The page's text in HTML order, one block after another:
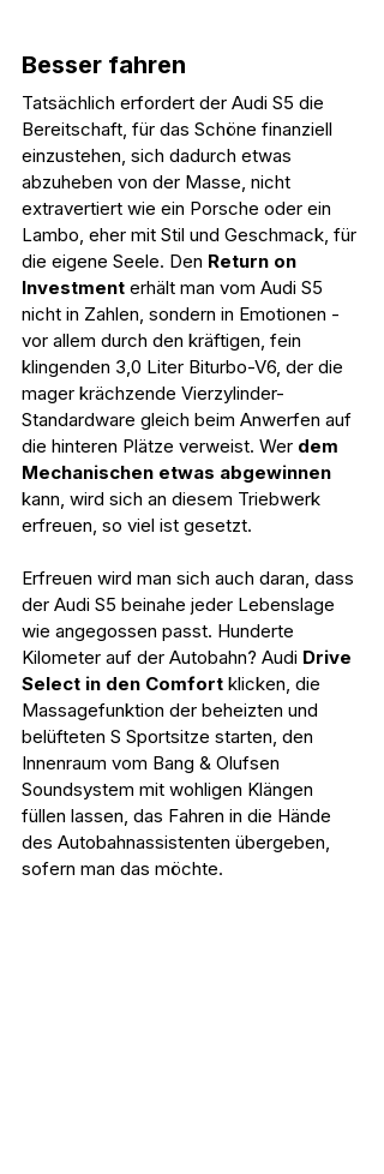
Besser fahren
Tatsächlich erfordert der Audi S5 die
Bereitschaft, für das Schöne finanziell
einzustehen, sich dadurch etwas
abzuheben von der Masse, nicht
extravertiert wie ein Porsche oder ein
Lambo, eher mit Stil und Geschmack, für
die eigene Seele. Den Return on
Investment erhält man vom Audi S5
nicht in Zahlen, sondern in Emotionen -
vor allem durch den kräftigen, fein
klingenden 3,0 Liter Biturbo-V6, der die
mager krächzende Vierzylinder-
Standardware gleich beim Anwerfen auf
die hinteren Plätze verweist. Wer dem
Mechanischen etwas abgewinnen
kann, wird sich an diesem Triebwerk
erfreuen, so viel ist gesetzt.
Erfreuen wird man sich auch daran, dass
der Audi S5 beinahe jeder Lebenslage
wie angegossen passt. Hunderte
Kilometer auf der Autobahn? Audi Drive
Select in den Comfort klicken, die
Massagefunktion der beheizten und
belüfteten S Sportsitze starten, den
Innenraum vom Bang & Olufsen
Soundsystem mit wohligen Klängen
füllen lassen, das Fahren in die Hände
des Autobahnassistenten übergeben,
sofern man das möchte.